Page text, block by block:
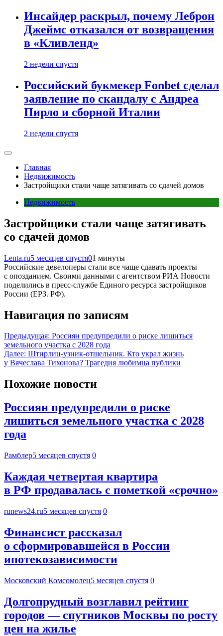
Инсайдер раскрыл, почему Леброн
Джеймс отказался от возвращения
в «Кливленд»
2 недели спустя
Российский букмекер Fonbet сделал
заявление по скандалу с Андреа
Пирло и сборной Италии
2 недели спустя
Главная
Недвижимость
Застройщики стали чаще затягивать со сдачей домов
Недвижимость
Застройщики стали чаще затягивать
со сдачей домов
Lenta.ru5 месяцев спустя01 минуты
Российские девелоперы стали все чаще сдавать проекты
с опозданием. Своими данными с агентством РИА Новости
поделились в пресс-службе Единого ресурса застройщиков
России (ЕРЗ. РФ).
Навигация по записям
Предыдущая: Россиян предупредили о риске лишиться
земельного участка с 2028 года
Далее: Штирлиц-узник-отшельник. Кто украл жизнь
у Вячеслава Тихонова? Трагедия любимца публики
Похожие новости
Россиян предупредили о риске
лишиться земельного участка с 2028
года
Рамблер5 месяцев спустя 0
Каждая четвертая квартира
в РФ продавалась с пометкой «срочно»
runews24.ru5 месяцев спустя 0
Финансист рассказал
о сформировавшейся в России
ипотекозависимости
Московский Комсомолец5 месяцев спустя 0
Долгопрудный возглавил рейтинг
городов — спутников Москвы по росту
цен на жилье